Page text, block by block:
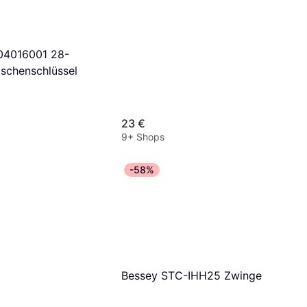
28-
23 €
9+ Shops
-58%
Bessey STC-IHH25 Zwinge